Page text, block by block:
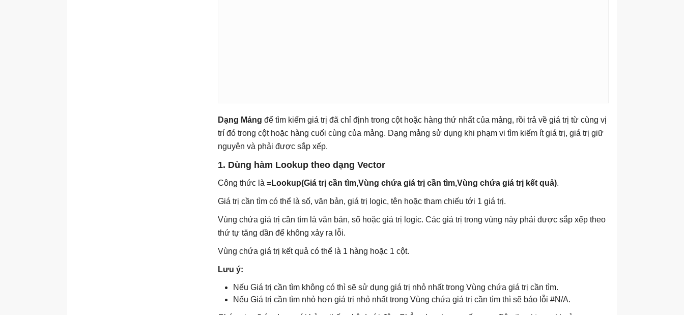
Dạng Mảng để tìm kiếm giá trị đã chỉ định trong cột hoặc hàng thứ nhất của mảng, rồi trả về giá trị từ cùng vị
trí đó trong cột hoặc hàng cuối cùng của mảng. Dạng mảng sử dụng khi phạm vi tìm kiếm ít giá trị, giá trị giữ
nguyên và phải được sắp xếp.
1. Dùng hàm Lookup theo dạng Vector
Công thức là =Lookup(Giá trị cần tìm,Vùng chứa giá trị cần tìm,Vùng chứa giá trị kết quả).
Giá trị cần tìm có thể là số, văn bản, giá trị logic, tên hoặc tham chiếu tới 1 giá trị.
Vùng chứa giá trị cần tìm là văn bản, số hoặc giá trị logic. Các giá trị trong vùng này phải được sắp xếp theo
thứ tự tăng dần để không xảy ra lỗi.
Vùng chứa giá trị kết quả có thể là 1 hàng hoặc 1 cột.
Lưu ý:
Nếu Giá trị cần tìm không có thì sẽ sử dụng giá trị nhỏ nhất trong Vùng chứa giá trị cần tìm.
Nếu Giá trị cần tìm nhỏ hơn giá trị nhỏ nhất trong Vùng chứa giá trị cần tìm thì sẽ báo lỗi #N/A.